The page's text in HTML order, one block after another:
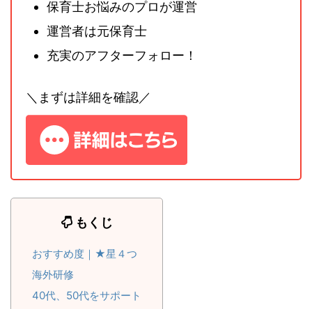
保育士お悩みのプロが運営
運営者は元保育士
充実のアフターフォロー！
＼まずは詳細を確認／
もくじ
おすすめ度｜★星４つ
海外研修
40代、50代をサポート